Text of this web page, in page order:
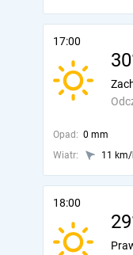
17:00
Opad: 0 mm
Wiatr:
11
18:00